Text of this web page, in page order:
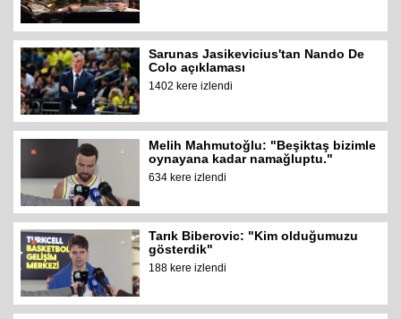
Sarunas Jasikevicius'tan Nando De
Colo açıklaması
1402 kere izlendi
Melih Mahmutoğlu: "Beşiktaş bizimle
oynayana kadar namağluptu."
634 kere izlendi
Tarık Biberovic: "Kim olduğumuzu
gösterdik"
188 kere izlendi